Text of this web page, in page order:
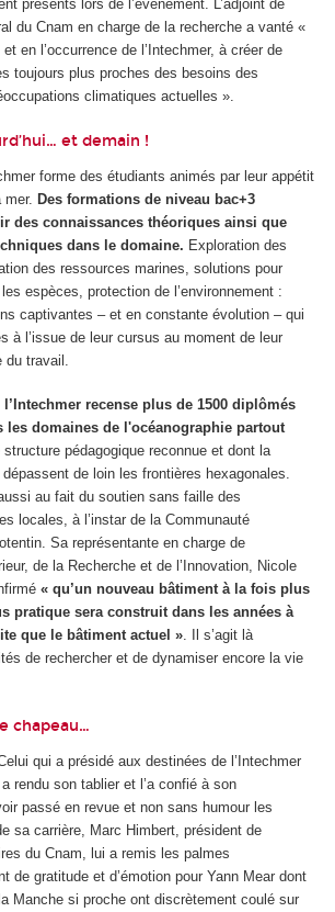
présents lors de l’événement. L’adjoint de
du Cnam en charge de la recherche a vanté «
en l’occurrence de l’Intechmer, à créer de
toujours plus proches des besoins des
climatiques actuelles ».
et demain !
forme des étudiants animés par leur appétit
Des formations de niveau bac+3
des connaissances théoriques ainsi que
dans le domaine. Exploration des
des ressources marines, solutions pour
espèces, protection de l’environnement :
captivantes – et en constante évolution – qui
à l’issue de leur cursus au moment de leur
travail.
l’Intechmer recense plus de 1500 diplômés
les domaines de l'océanographie partout
structure pédagogique reconnue et dont la
de loin les frontières hexagonales.
au fait du soutien sans faille des
locales, à l’instar de la Communauté
Sa représentante en charge de
de la Recherche et de l’Innovation, Nicole
« qu’un nouveau bâtiment à la fois plus
pratique sera construit dans les années à
que le bâtiment actuel ». Il s’agit là
de rechercher et de dynamiser encore la vie
chapeau…
qui a présidé aux destinées de l’Intechmer
rendu son tablier et l’a confié à son
passé en revue et non sans humour les
sa carrière, Marc Himbert, président de
du Cnam, lui a remis les palmes
de gratitude et d’émotion pour Yann Mear dont
Manche si proche ont discrètement coulé sur